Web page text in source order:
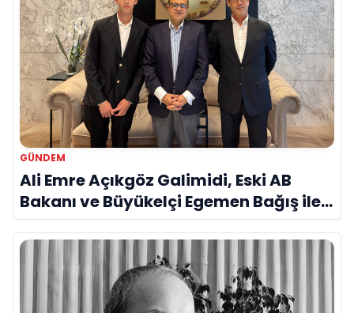
GÜNDEM
Ali Emre Açıkgöz Galimidi, Eski AB
Bakanı ve Büyükelçi Egemen Bağış ile
Bir Araya Geldi